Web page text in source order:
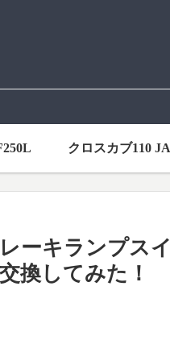
クロスカブ110
ーキランプス
換してみた！